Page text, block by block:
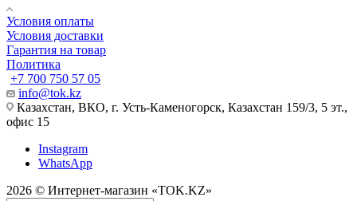
Условия оплаты
Условия доставки
Гарантия на товар
Политика
+7 700 750 57 05
info@tok.kz
Казахстан, ВКО, г. Усть-Каменогорск, Казахстан 159/3, 5 эт.,
офис 15
Instagram
WhatsApp
2026 © Интернет-магазин «TOK.KZ»